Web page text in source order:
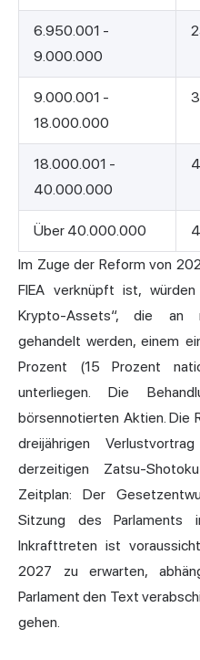
6.950.001 -
9.000.000
9.000.001 -
18.000.000
18.000.001 -
40.000.000
Über 40.000.000
Im Zuge der Reform von
FIEA verknüpft ist,
Krypto-Assets“, die an
gehandelt werden, einem
Prozent (15 Prozent
unterliegen. Die
börsennotierten Aktien. Die
dreijährigen
derzeitigen Zatsu-
Zeitplan: Der
Sitzung des
Inkrafttreten ist
2027 zu erwarten,
Parlament den Text
gehen.